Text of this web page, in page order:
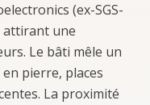
(ex-SGS-
attirant une
Le bâti mêle un
pierre, places
La proximité